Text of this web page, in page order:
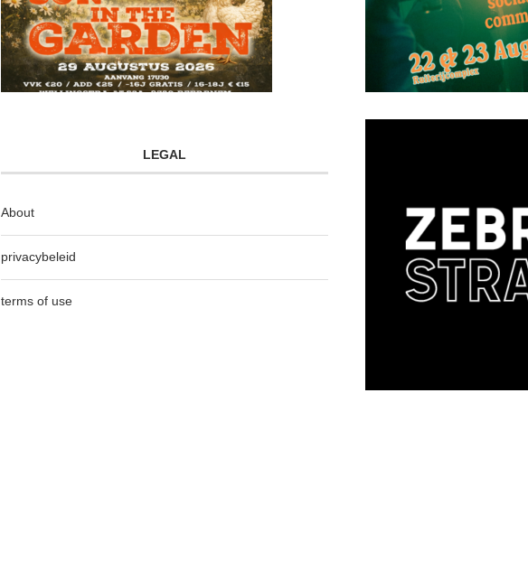
LEGAL
About
privacybeleid
terms of use